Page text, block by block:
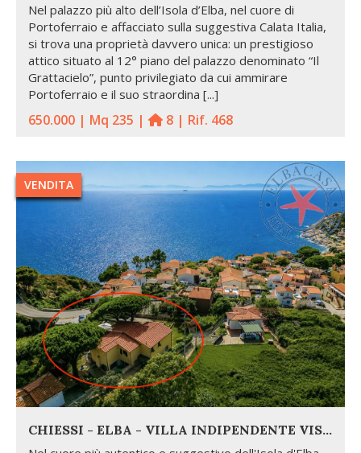
Nel palazzo più alto dell’Isola d’Elba, nel cuore di
Portoferraio e affacciato sulla suggestiva Calata Italia,
si trova una proprietà davvero unica: un prestigioso
attico situato al 12° piano del palazzo denominato “Il
Grattacielo”, punto privilegiato da cui ammirare
Portoferraio e il suo straordina [...]
650.000 | Mq 235 | 8 | Rif. 468
VENDITA
CHIESSI - ELBA - VILLA INDIPENDENTE VISTA MARE